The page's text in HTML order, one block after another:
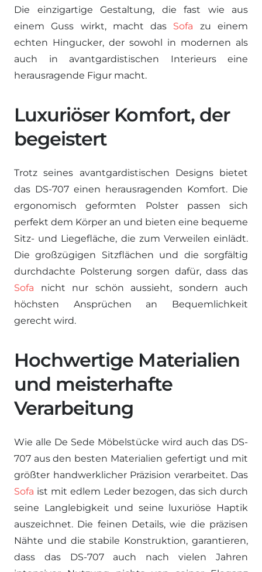
Die einzigartige Gestaltung, die fast wie aus
einem Guss wirkt, macht das Sofa zu einem
echten Hingucker, der sowohl in modernen als
auch in avantgardistischen Interieurs eine
herausragende Figur macht.
Luxuriöser Komfort, der
begeistert
Trotz seines avantgardistischen Designs bietet
das DS-707 einen herausragenden Komfort. Die
ergonomisch geformten Polster passen sich
perfekt dem Körper an und bieten eine bequeme
Sitz- und Liegefläche, die zum Verweilen einlädt.
Die großzügigen Sitzflächen und die sorgfältig
durchdachte Polsterung sorgen dafür, dass das
Sofa nicht nur schön aussieht, sondern auch
höchsten Ansprüchen an Bequemlichkeit
gerecht wird.
Hochwertige Materialien
und meisterhafte
Verarbeitung
Wie alle De Sede Möbelstücke wird auch das DS-
707 aus den besten Materialien gefertigt und mit
größter handwerklicher Präzision verarbeitet. Das
Sofa ist mit edlem Leder bezogen, das sich durch
seine Langlebigkeit und seine luxuriöse Haptik
auszeichnet. Die feinen Details, wie die präzisen
Nähte und die stabile Konstruktion, garantieren,
dass das DS-707 auch nach vielen Jahren